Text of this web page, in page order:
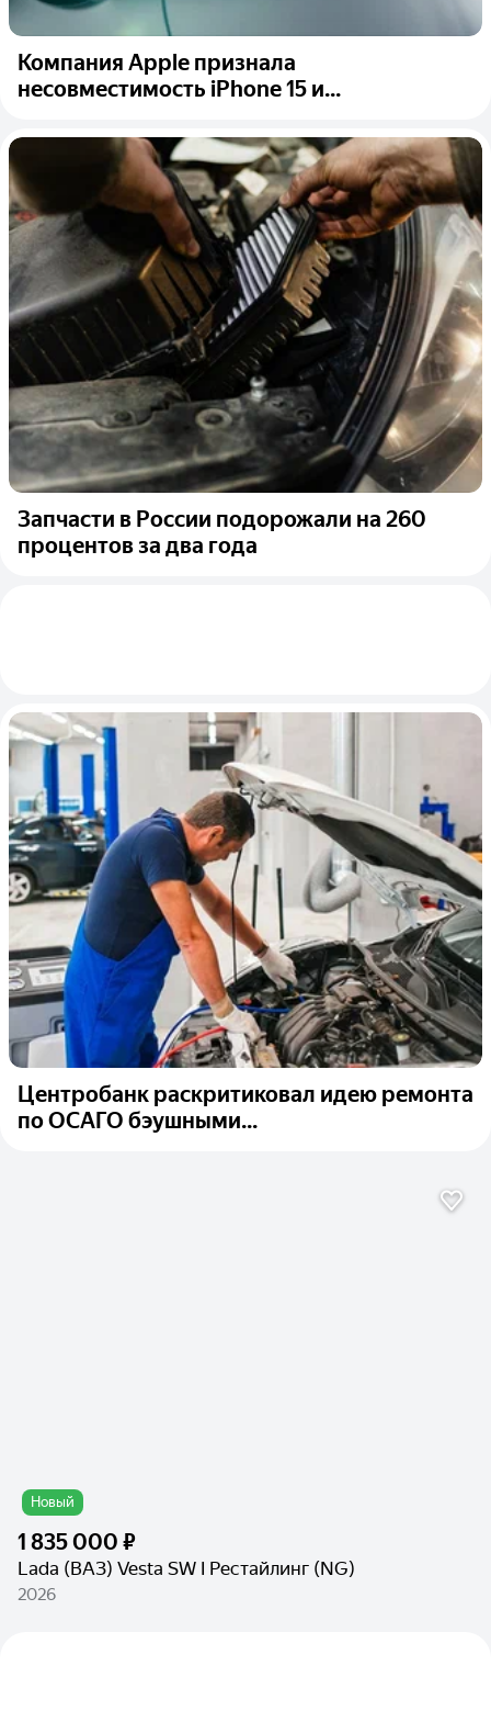
Компания Apple признала
несовместимость iPhone 15 и...
Запчасти в России подорожали на 260
процентов за два года
Центробанк раскритиковал идею ремонта
по ОСАГО бэушными...
Новый
1 835 000 ₽
Lada (ВАЗ) Vesta SW I Рестайлинг (NG)
2026